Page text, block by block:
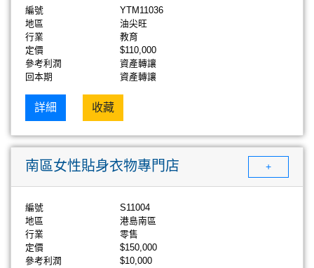
編號
YTM11036
地區
油尖旺
行業
教育
定價
$110,000
參考利潤
資產轉讓
回本期
資產轉讓
詳細 收藏
南區女性貼身衣物專門店 +
編號
S11004
地區
港島南區
行業
零售
定價
$150,000
參考利潤
$10,000